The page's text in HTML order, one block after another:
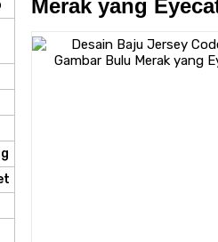
Merak yang